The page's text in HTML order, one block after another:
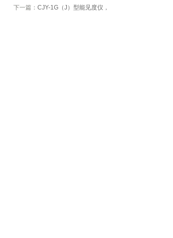
下一篇： CJY-1G（J）型能见度仪，